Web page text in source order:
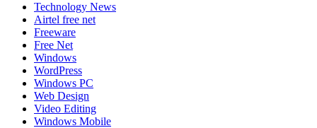
Technology News
Airtel free net
Freeware
Free Net
Windows
WordPress
Windows PC
Web Design
Video Editing
Windows Mobile